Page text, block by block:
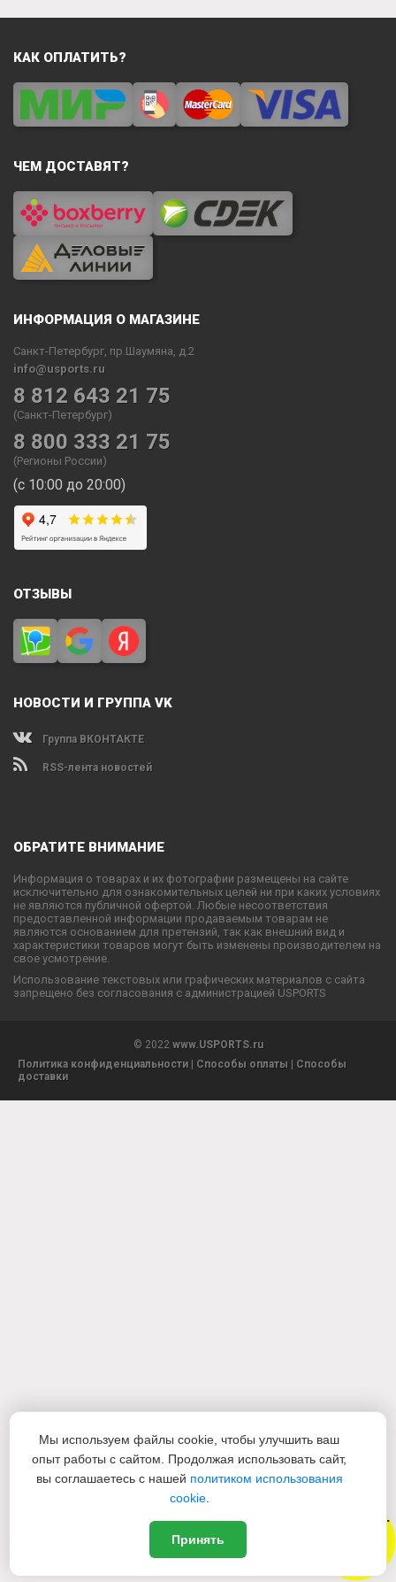
КАК ОПЛАТИТЬ?
ЧЕМ ДОСТАВЯТ?
ИНФОРМАЦИЯ О МАГАЗИНЕ
Санкт-Петербург, пр.Шаумяна, д.2
info@usports.ru
8 812 643 21 75
(Санкт-Петербург)
8 800 333 21 75
(Регионы России)
(с 10:00 до 20:00)
ОТЗЫВЫ
НОВОСТИ И ГРУППА VK
Группа ВКОНТАКТЕ
RSS-лента новостей
ОБРАТИТЕ ВНИМАНИЕ
Информация о товарах и их фотографии размещены на сайте
исключительно для ознакомительных целей ни при каких условиях
не являются публичной офертой. Любые несоответствия
предоставленной информации продаваемым товарам не
являются основанием для претензий, так как внешний вид и
характеристики товаров могут быть изменены производителем на
свое усмотрение.
Использование текстовых или графических материалов с сайта
запрещено без согласования с администрацией USPORTS
© 2022 www.USPORTS.ru
Политика конфиденциальности
Способы оплаты
Способы
доставки
Мы используем файлы cookie, чтобы улучшить ваш
опыт работы с сайтом. Продолжая использовать сайт,
вы соглашаетесь с нашей политиком использования
cookie.
Принять
Новый
Дизайн